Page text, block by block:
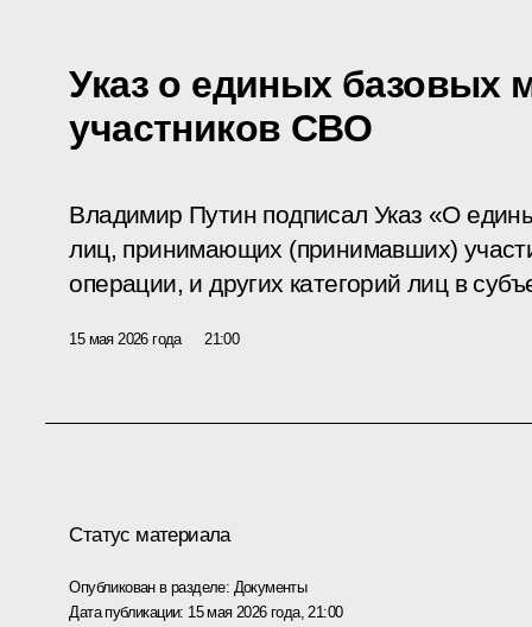
Указ о единых базовых
участников СВО
Владимир Путин подписал Указ «О
лиц, принимающих (принимавших)
операции, и других категорий лиц в
15 мая 2026 года 21:00
Статус материала
Опубликован в разделе: Документы
Дата публикации: 15 мая 2026 года, 21:00